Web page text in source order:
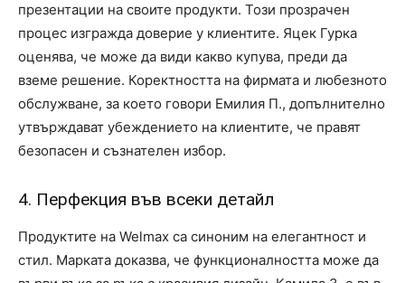
презентации на своите продукти. Този прозрачен
процес изгражда доверие у клиентите. Яцек Гурка
оценява, че може да види какво купува, преди да
вземе решение. Коректността на фирмата и любезното
обслужване, за което говори Емилия П., допълнително
утвърждават убеждението на клиентите, че правят
безопасен и съзнателен избор.
4. Перфекция във всеки детайл
Продуктите на Welmax са синоним на елегантност и
стил. Марката доказва, че функционалността може да